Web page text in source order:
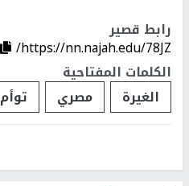
رابط قصير
https://nn.najah.edu/78JZ/
الكلمات المفتاحية
الغيرة
مصري توأم